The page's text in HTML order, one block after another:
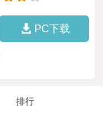
PC下载
排行